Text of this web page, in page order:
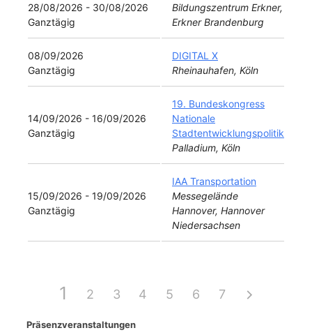
28/08/2026 - 30/08/2026
Ganztägig
Bildungszentrum Erkner,
Erkner Brandenburg
08/09/2026
Ganztägig
DIGITAL X
Rheinauhafen, Köln
14/09/2026 - 16/09/2026
Ganztägig
19. Bundeskongress
Nationale
Stadtentwicklungspolitik
Palladium, Köln
15/09/2026 - 19/09/2026
Ganztägig
IAA Transportation
Messegelände
Hannover, Hannover
Niedersachsen
1 2 3 4 5 6 7
Präsenzveranstaltungen